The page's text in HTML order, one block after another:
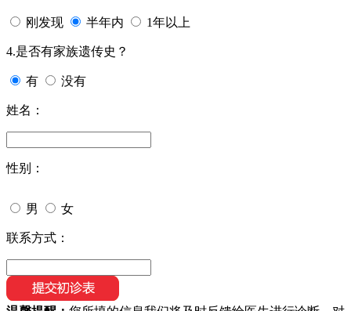
刚发现 半年内 1年以上
4.是否有家族遗传史？
有 没有
姓名：
性别：
男 女
联系方式：